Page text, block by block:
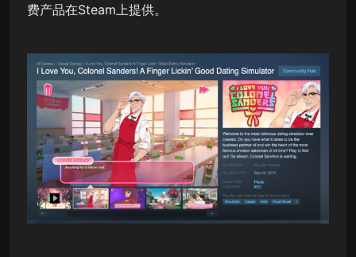
费产品在Steam上提供。